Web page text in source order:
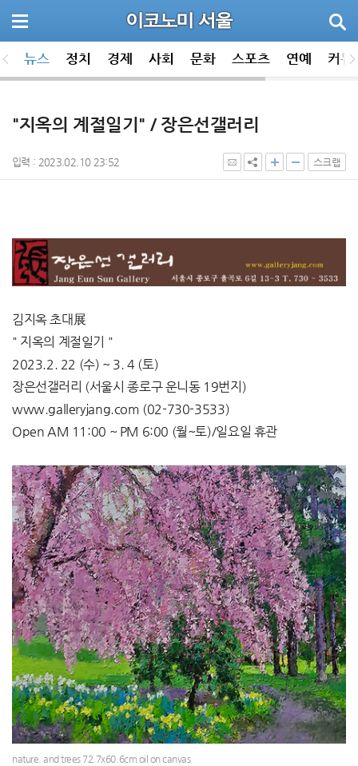
뉴스 정치 경제 사회 문화 스포츠 연예 커뮤
"지옥의 계절일기" / 장은선갤러리
입력 : 2023.02.10 23:52
김지옥 초대展
" 지옥의 계절일기 "
2023.2. 22 (수) ~ 3. 4 (토)
장은선갤러리 (서울시 종로구 운니동 19번지)
www.galleryjang.com (02-730-3533)
Open AM 11:00 ~ PM 6:00 (월~토)/일요일 휴관
nature. and trees 72.7x60.6cm oil on canvas